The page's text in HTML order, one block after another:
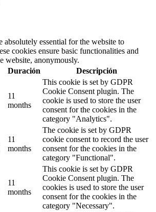
absolutely essential for the website to
cookies ensure basic functionalities and
website, anonymously.
Duración Descripción
11
months
This cookie is set by GDPR
Cookie Consent plugin. The
cookie is used to store the user
consent for the cookies in the
category "Analytics".
11
months
The cookie is set by GDPR
cookie consent to record the user
consent for the cookies in the
category "Functional".
11
months
This cookie is set by GDPR
Cookie Consent plugin. The
cookies is used to store the user
consent for the cookies in the
category "Necessary".